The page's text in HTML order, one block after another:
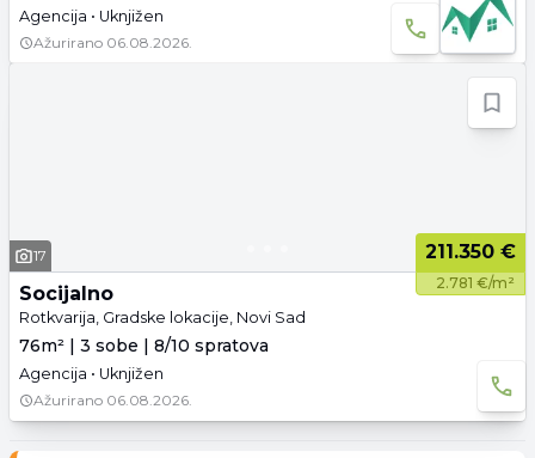
Agencija • Uknjižen
Ažurirano 06.08.2026.
17 211.350 €
2.781 €/m²
Socijalno
Rotkvarija, Gradske lokacije, Novi Sad
76m² | 3 sobe | 8/10 spratova
Agencija • Uknjižen
Ažurirano 06.08.2026.